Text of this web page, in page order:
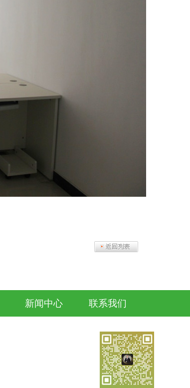
新闻中心 联系我们